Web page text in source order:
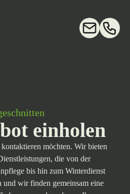
einholen
möchten. Wir bieten
die von der
bis hin zum Winterdienst
und wir finden gemeinsam eine